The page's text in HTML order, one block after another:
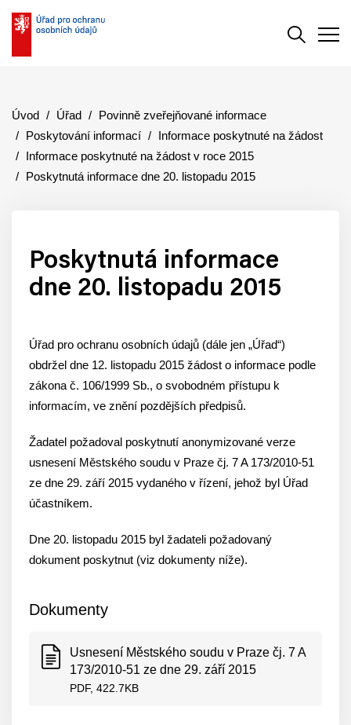
Úvod Úřad
Povinně zveřejňované informace
Poskytování informací
Informace poskytnuté na žádost
Informace poskytnuté na žádost v roce 2015
Poskytnutá informace dne 20. listopadu 2015
Poskytnutá informace
dne 20. listopadu 2015
Úřad pro ochranu osobních údajů (dále jen „Úřad“)
obdržel dne 12. listopadu 2015 žádost o informace podle
zákona č. 106/1999 Sb., o svobodném přístupu k
informacím, ve znění pozdějších předpisů.
Žadatel požadoval poskytnutí anonymizované verze
usnesení Městského soudu v Praze čj. 7 A 173/2010-51
ze dne 29. září 2015 vydaného v řízení, jehož byl Úřad
účastníkem.
Dne 20. listopadu 2015 byl žadateli požadovaný
dokument poskytnut (viz dokumenty níže).
Dokumenty
Usnesení Městského soudu v Praze čj. 7 A
173/2010-51 ze dne 29. září 2015
PDF, 422.7KB